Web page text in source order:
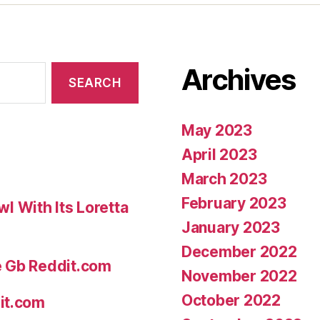
With Its Loretta
Reddit.com
Archives
May 2023
April 2023
March 2023
February 2023
January 2023
December 2022
November 2022
October 2022